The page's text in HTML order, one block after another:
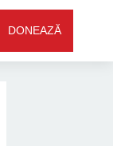
DONEAZĂ